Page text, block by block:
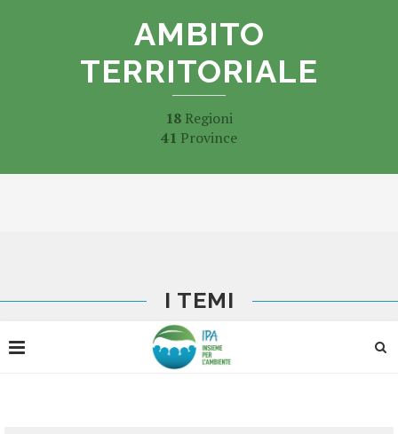
AMBITO
TERRITORIALE
18 Regioni
41 Province
I TEMI